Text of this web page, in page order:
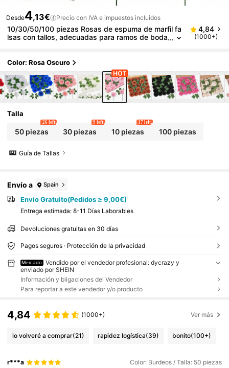
Desde4,13€ Precio con IVA e impuestos incluidos
10/30/50/100 piezas Rosas de espuma de marfil fa
lsas con tallos, adecuadas para ramos de boda
n y Día de la Madre (excluyendo la caja de papel)
4,84
(1000+)
Color: Rosa Oscuro
Talla
50 piezas
26 left
30 piezas
9 left
10 piezas
17 left
100 piezas
Guía de Tallas
Envío a Spain
Envío Gratuito(Pedidos ≥ 9,00€)
Entrega estimada: 8-11 Días Laborables
Devoluciones gratuitas en 30 días
Pagos seguros · Protección de la privacidad
Mercado
Vendido por el vendedor profesional: dycrazy y
enviado por SHEIN
Información y bligaciones del Vendedor
Para reportar a este vendedor y/o producto
4,84 (1000+) Ver más
lo volveré a comprar(21) rapidez logística(39) bonito(100+)
r***a Color: Burdeos / Talla: 50 piezas